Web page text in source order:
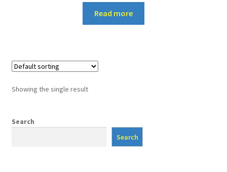
Read more
Showing the single result
Search
Search